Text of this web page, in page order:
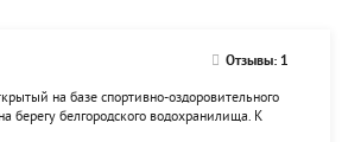
Отзывы: 1
на базе спортивно-оздоровительного
берегу белгородского водохранилища. К
водой из скважины, обладающей